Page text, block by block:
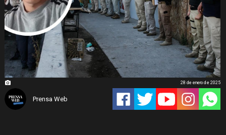
Prensa Web
28 de enero de 2025